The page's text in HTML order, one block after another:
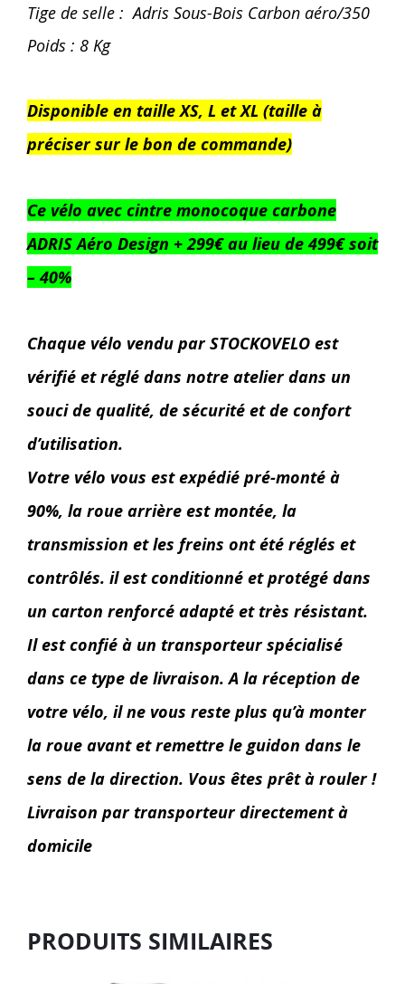
Tige de selle : Adris Sous-Bois Carbon aéro/350
Poids : 8 Kg
Disponible en taille XS, L et XL (taille à
préciser sur le bon de commande)
Ce vélo avec cintre monocoque carbone
ADRIS Aéro Design + 299€ au lieu de 499€ soit
– 40%
Chaque vélo vendu par STOCKOVELO est
vérifié et réglé dans notre atelier dans un
souci de qualité, de sécurité et de confort
d’utilisation.
Votre vélo vous est expédié pré-monté à
90%, la roue arrière est montée, la
transmission et les freins ont été réglés et
contrôlés. il est conditionné et protégé dans
un carton renforcé adapté et très résistant.
Il est confié à un transporteur spécialisé
dans ce type de livraison. A la réception de
votre vélo, il ne vous reste plus qu’à monter
la roue avant et remettre le guidon dans le
sens de la direction. Vous êtes prêt à rouler !
Livraison par transporteur directement à
domicile
PRODUITS SIMILAIRES